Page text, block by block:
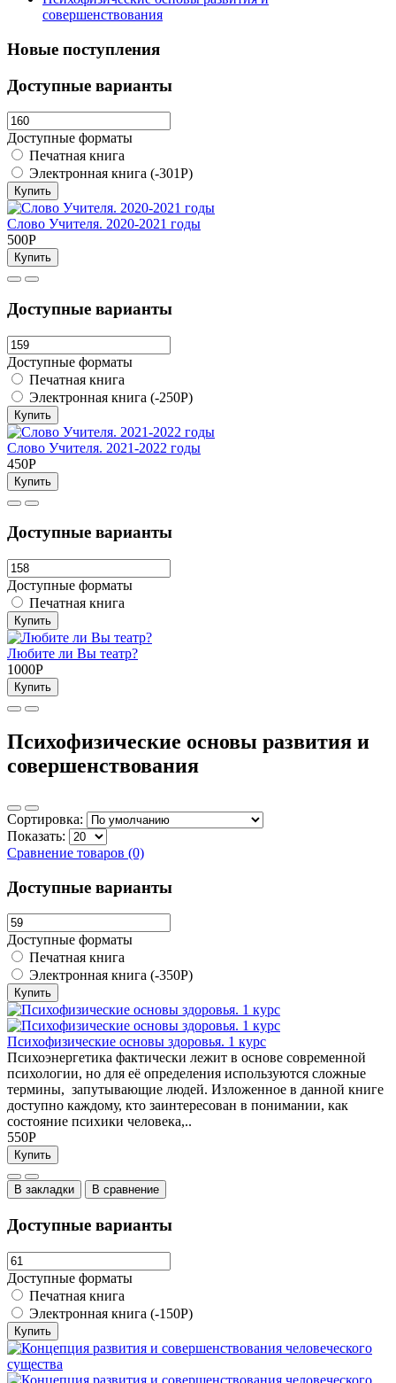
совершенствования
Новые поступления
Доступные варианты
Доступные форматы
Печатная книга
Электронная книга (-301Р)
Купить
Слово Учителя. 2020-2021 годы
500Р
Купить
Доступные варианты
Доступные форматы
Печатная книга
Электронная книга (-250Р)
Купить
Слово Учителя. 2021-2022 годы
450Р
Купить
Доступные варианты
Доступные форматы
Печатная книга
Купить
Любите ли Вы театр?
1000Р
Купить
Психофизические основы развития и
совершенствования
Сортировка:
Показать:
Сравнение товаров (0)
Доступные варианты
Доступные форматы
Печатная книга
Электронная книга (-350Р)
Купить
Психофизические основы здоровья. 1 курс
Психоэнергетика фактически лежит в основе современной
психологии, но для её определения используются сложные
термины, запутывающие людей. Изложенное в данной книге
доступно каждому, кто заинтересован в понимании, как
состояние психики человека,..
550Р
Купить
В закладки В сравнение
Доступные варианты
Доступные форматы
Печатная книга
Электронная книга (-150Р)
Купить